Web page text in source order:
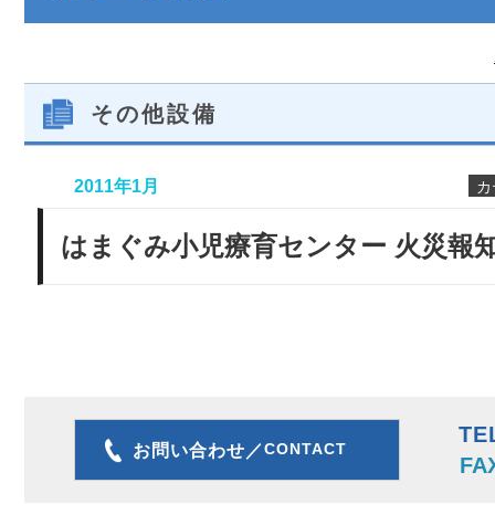
その他設備
2011年1月
はまぐみ小児療育センター 火災報
お問い合わせ／CONTACT